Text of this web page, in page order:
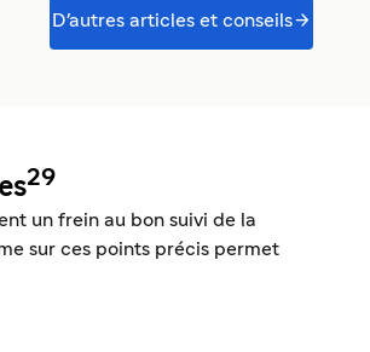
D'autres articles et conseils
29
un frein au bon suivi de la
sur ces points précis permet